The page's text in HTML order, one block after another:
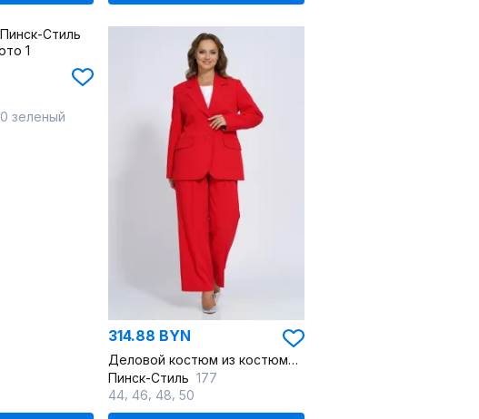
зеленый
314.88 BYN
Деловой костюм из костюмной ткани с асимметричным кроем
Пинск-Стиль 177
44 46 48 50